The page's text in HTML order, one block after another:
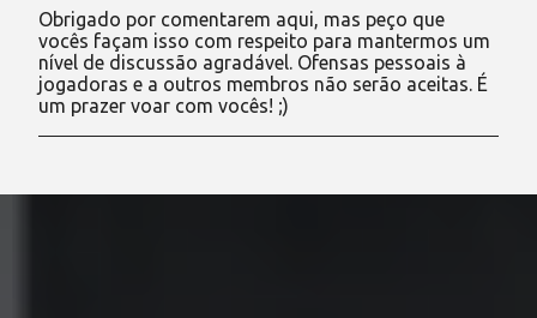
s
t
a
r
u
m
m
Obrigado por comentarem aqui, mas peço que
vocês façam isso com respeito para mantermos um
nível de discussão agradável. Ofensas pessoais à
jogadoras e a outros membros não serão aceitas. É
um prazer voar com vocês! ;)